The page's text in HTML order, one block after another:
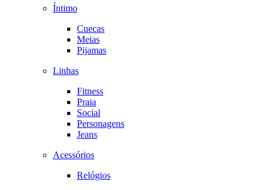
Íntimo
Cuecas
Meias
Pijamas
Linhas
Fitness
Praia
Social
Personagens
Jeans
Acessórios
Relógios